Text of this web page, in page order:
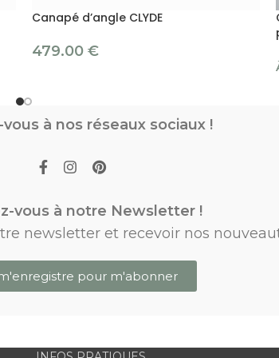
Canapé d’angle CLYDE
479.00 €
à nos réseaux sociaux !
vous à notre Newsletter !
newsletter et recevoir nos
pour m'abonner